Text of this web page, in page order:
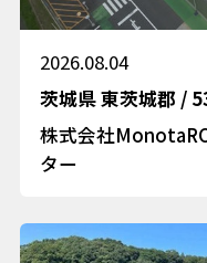
2026.08.04
茨城県東茨城郡 /
株式会社
ター